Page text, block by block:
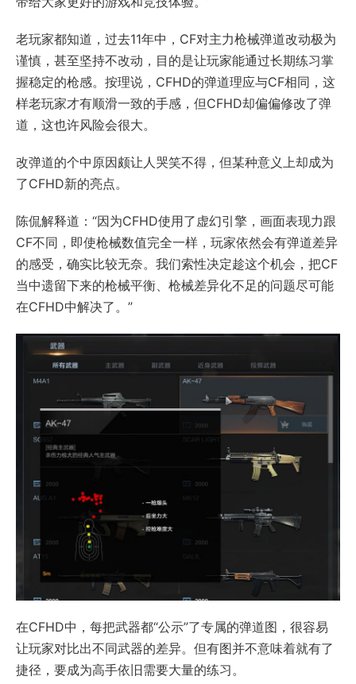
老玩家都知道，过去11年中，CF对主力枪械弹道改动极为
谨慎，甚至坚持不改动，目的是让玩家能通过长期练习掌
握稳定的枪感。按理说，CFHD的弹道理应与CF相同，这
样老玩家才有顺滑一致的手感，但CFHD却偏偏修改了弹
道，这也许风险会很大。
改弹道的个中原因颇让人哭笑不得，但某种意义上却成为
了CFHD新的亮点。
陈侃解释道：“因为CFHD使用了虚幻引擎，画面表现力跟
CF不同，即使枪械数值完全一样，玩家依然会有弹道差异
的感受，确实比较无奈。我们索性决定趁这个机会，把CF
当中遗留下来的枪械平衡、枪械差异化不足的问题尽可能
在CFHD中解决了。”
在CFHD中，每把武器都“公示”了专属的弹道图，很容易
让玩家对比出不同武器的差异。但有图并不意味着就有了
捷径，要成为高手依旧需要大量的练习。